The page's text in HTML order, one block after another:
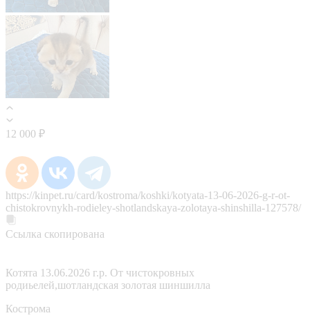
12 000 ₽
https://kinpet.ru/card/kostroma/koshki/kotyata-13-06-2026-g-r-ot-
chistokrovnykh-rodieley-shotlandskaya-zolotaya-shinshilla-127578/
Ссылка скопирована
Котята 13.06.2026 г.р. От чистокровных
родиьелей,шотландская золотая шиншилла
Кострома